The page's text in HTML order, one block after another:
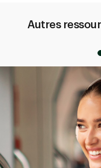
Autres